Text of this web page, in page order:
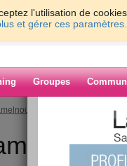
l'utilisation de
et gérer ces paramètres.
Groupes